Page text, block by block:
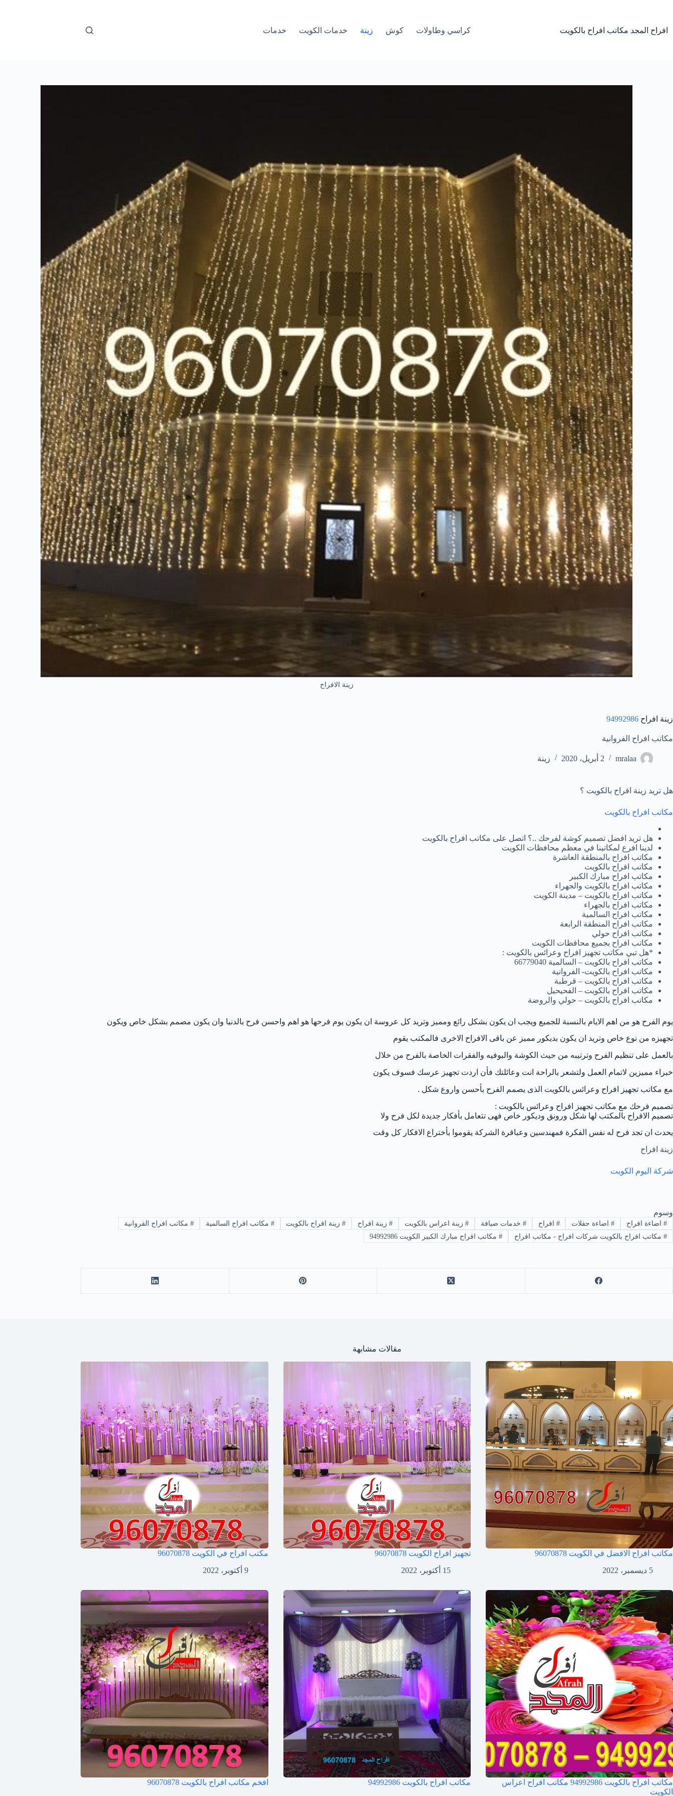
افراح المجد مكاتب افراح بالكويت كراسي وطاولات كوش زينة خدمات الكويت خدمات
زينة الافراح
زينة افراح 94992986
مكاتب افراح الفروانية
mralaa 2 أبريل، 2020 زينة
هل تريد زينة افراح بالكويت ؟
مكاتب افراح بالكويت
هل تريد افضل تصميم كوشة لفرحك ..؟ اتصل على مكاتب افراح بالكويت
لدينا افرع لمكاتبنا في معظم محافظات الكويت
مكاتب افراح بالمنطقة العاشرة
مكاتب افراح بالكويت
مكاتب افراح مبارك الكبير
مكاتب افراح بالكويت والجهراء
مكاتب افراح بالكويت – مدينة الكويت
مكاتب افراح بالجهراء
مكاتب افراح السالمية
مكاتب افراح المنطقة الرابعة
مكاتب افراح حولي
مكاتب افراح بجميع محافظات الكويت
*هل تبي مكاتب تجهيز افراح وعرائس بالكويت :
مكاتب افراح بالكويت – السالمية 66779040
مكاتب افراح بالكويت- الفروانية
مكاتب افراح بالكويت – قرطبة
مكاتب افراح بالكويت – الفحيحيل
مكاتب افراح بالكويت – حولي والروضة
يوم الفرح هو من اهم الايام بالنسبة للجميع ويجب ان يكون بشكل رائع ومميز وتريد كل عروسة ان يكون يوم فرحها هو اهم واحسن فرح بالدنيا وان يكون مصمم بشكل خاص ويكون
تجهيزه من نوع خاص وتريد ان يكون بديكور مميز عن باقى الافراح الاخرى فالمكتب يقوم
بالعمل على تنظيم الفرح وترتيبه من حيث الكوشة والبوفيه والفقرات الخاصة بالفرح من خلال
خبراء مميزين لاتمام العمل ولتشعر بالراحة انت وعائلتك فأن اردت تجهيز عرسك فسوف يكون
مع مكاتب تجهيز افراح وعرائس بالكويت الذى يصمم الفرح بأحسن واروع شكل .
تصميم فرحك مع مكاتب تجهيز افراح وعرائس بالكويت :
تصميم الافراح بالمكتب لها شكل ورونق وديكور خاص فهى تتعامل بأفكار جديدة لكل فرح ولا
يحدث ان تجد فرح له نفس الفكرة فمهندسين وعباقرة الشركة يقوموا بأختراع الافكار كل وقت
زينة افراح
شركة اليوم الكويت
وسوم
#اضاءة افراح #اضاءة حفلات # افراح # خدمات ضيافة # زينة اعراس بالكويت #زينة افراح #زينة افراح بالكويت # مكاتب افراح السالمية # مكاتب افراح الفروانية
#مكاتب افراح بالكويت شركات افراح - مكاتب افراح #مكاتب افراح مبارك الكبير الكويت 94992986
مقالات مشابهة
مكاتب افراح الافضل في الكويت 96070878
5 ديسمبر، 2022
تجهيز افراح الكويت96070878
15 أكتوبر، 2022
مكتب افراح في الكويت96070878
9 أكتوبر، 2022
مكاتب افراح بالكويت 94992986 مكاتب افراح اعراس
الكويت
مكاتب افراح بالكويت94992986
افخم مكاتب افراح بالكويت96070878